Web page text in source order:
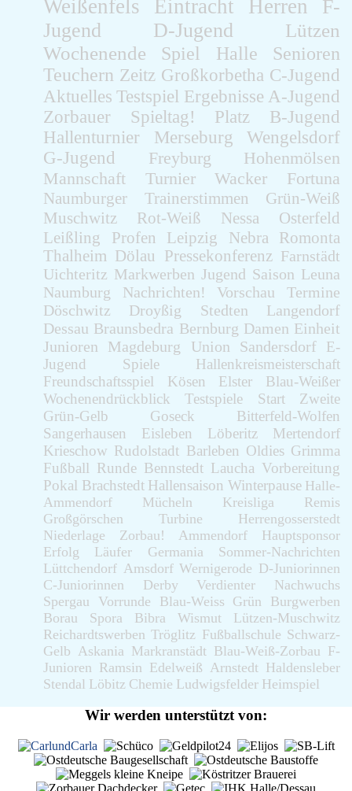
Weißenfels Eintracht Herren
F-
Jugend
D-Jugend Lützen
Wochenende Spiel Halle
Senioren
Teuchern Zeitz Großkorbetha C-Jugend
Aktuelles Testspiel Ergebnisse A-Jugend
Zorbauer
Spieltag! Platz
B-Jugend
Hallenturnier
Merseburg
Wengelsdorf
G-Jugend
Freyburg
Hohenmölsen
Mannschaft
Turnier Wacker
Fortuna
Naumburger
Trainerstimmen
Grün-Weiß
Muschwitz
Rot-Weiß Nessa
Osterfeld
Leißling
Profen Leipzig Nebra
Romonta
Thalheim Dölau Pressekonferenz Farnstädt
Uichteritz Markwerben Jugend Saison Leuna
Naumburg
Nachrichten! Vorschau
Termine
Döschwitz
Droyßig Stedten
Langendorf
Dessau Braunsbedra Bernburg Damen Einheit
Junioren
Magdeburg Union Sandersdorf
E-
Jugend
Spiele
Hallenkreismeisterschaft
Freundschaftsspiel
Kösen Elster
Blau-Weißer
Wochenendrückblick
Testspiele Start
Zweite
Grün-Gelb
Goseck
Bitterfeld-Wolfen
Sangerhausen
Eisleben Löberitz
Mertendorf
Krieschow Rudolstadt Barleben Oldies Grimma
Fußball Runde Bennstedt Laucha Vorbereitung
Pokal Brachstedt Hallensaison Winterpause Halle-
Ammendorf
Mücheln Kreisliga
Remis
Großgörschen
Turbine
Herrengosserstedt
Niederlage
Zorbau! Ammendorf
Hauptsponsor
Erfolg
Läufer Germania
Sommer-Nachrichten
Lüttchendorf Amsdorf Wernigerode D-Juniorinnen
C-Juniorinnen
Derby Verdienter
Nachwuchs
Spergau
Vorrunde Blau-Weiss Grün
Burgwerben
Borau
Spora Bibra Wismut
Lützen-Muschwitz
Reichardtswerben Tröglitz Fußballschule Schwarz-
Gelb Askania Markranstädt Blau-Weiß-Zorbau F-
Junioren Ramsin Edelweiß Arnstedt Haldensleber
Stendal Löbitz Chemie Ludwigsfelder Heimspiel
Wir werden unterstützt von: